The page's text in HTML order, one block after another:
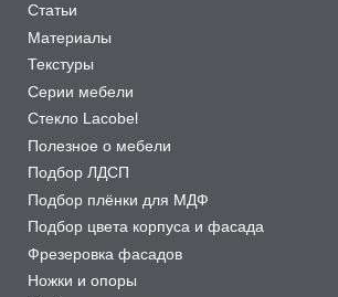
Статьи
Материалы
Текстуры
Серии мебели
Стекло Lacobel
Полезное о мебели
Подбор ЛДСП
Подбор плёнки для МДФ
Подбор цвета корпуса и фасада
Фрезеровка фасадов
Ножки и опоры